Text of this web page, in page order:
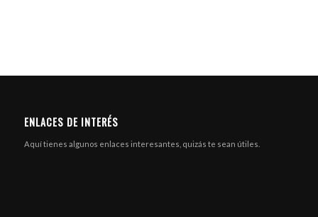
ENLACES DE INTERÉS
Aquí tienes algunos enlaces interesantes, quizás te sean útiles.